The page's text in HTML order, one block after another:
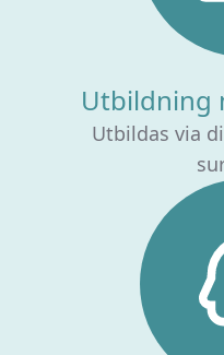
Utbildning
Utbildas via